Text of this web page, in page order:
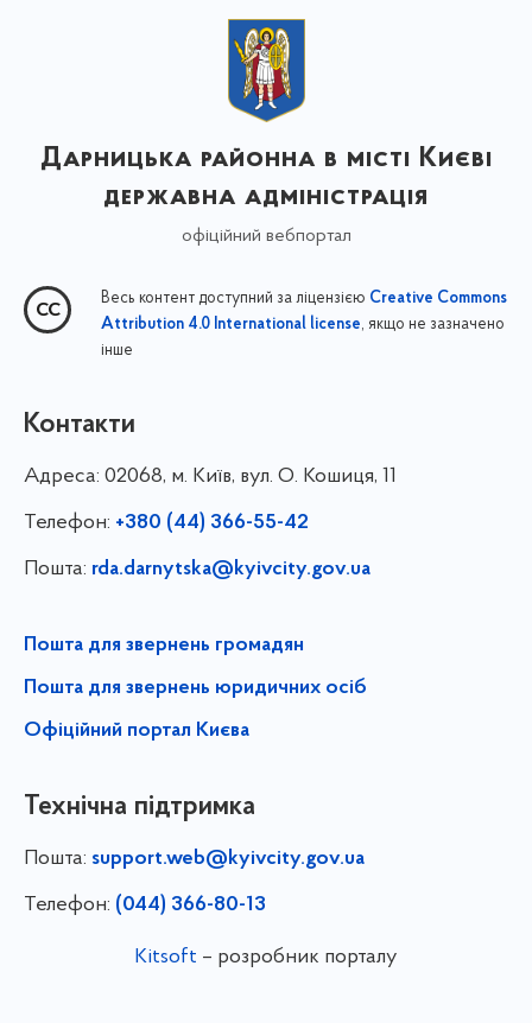
Дарницька районна в місті Києві
державна адміністрація
офіційний вебпортал
Весь контент доступний за ліцензією Creative Commons
Attribution 4.0 International license, якщо не зазначено
інше
Контакти
Адреса: 02068, м. Київ, вул. О. Кошиця, 11
Телефон: +380 (44) 366-55-42
Пошта: rda.darnytska@kyivcity.gov.ua
Пошта для звернень громадян
Пошта для звернень юридичних осіб
Офіційний портал Києва
Технічна підтримка
Пошта: support.web@kyivcity.gov.ua
Телефон: (044) 366-80-13
Kitsoft – розробник порталу